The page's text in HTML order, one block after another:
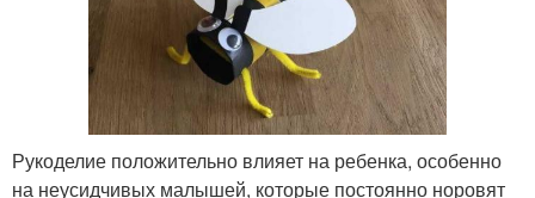
Рукоделие положительно влияет на ребенка, особенно
на неусидчивых малышей, которые постоянно норовят